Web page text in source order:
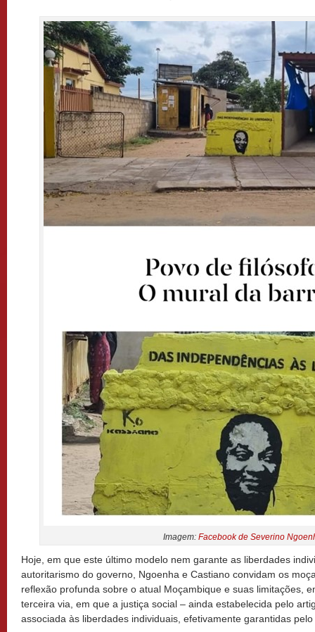
Imagem: Facebook de Severino
Hoje, em que este último modelo nem garante as liberdades
autoritarismo do governo, Ngoenha e Castiano convidam os
reflexão profunda sobre o atual Moçambique e suas limitações,
terceira via, em que a justiça social – ainda estabelecida pelo
associada às liberdades individuais, efetivamente garantidas